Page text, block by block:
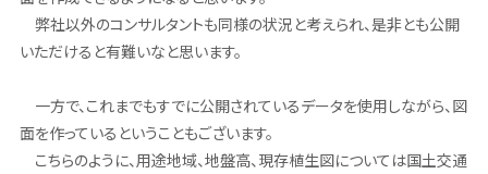
弊社以外のコンサルタントも同様の状況と考えられ、是非とも公開
いただけると有難いなと思います。
一方で、これまでもすでに公開されているデータを使用しながら、図
面を作っているということもございます。
こちらのように、用途地域、地盤高、現存植生図については国土交通